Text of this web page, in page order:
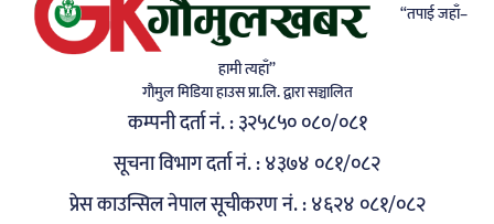
“तपाई जहाँ–
हामी त्यहाँ”
गाैमुल मिडिया हाउस प्रा.लि. द्वारा सञ्चालित
कम्पनी दर्ता नं. : ३२५८५० ०८०/०८१
सूचना विभाग दर्ता नं. : ४३७४ ०८१/०८२
प्रेस काउन्सिल नेपाल सूचीकरण नं. : ४६२४ ०८१/०८२